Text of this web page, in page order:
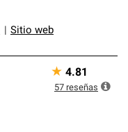
Sitio web
★ 4.81
57 reseñas